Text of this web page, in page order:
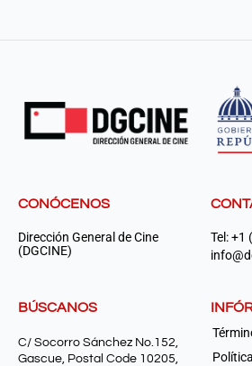
CONÓCENOS
Dirección General de Cine
(DGCINE)
Tel: +1
BÚSCANOS
C/ Socorro Sánchez No.152,
Gascue, Postal Code 10205,